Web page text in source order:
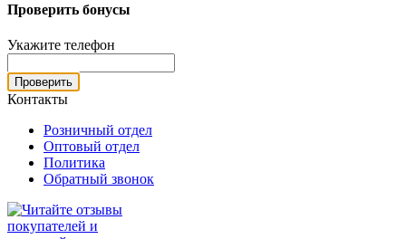
Проверить бонусы
Укажите телефон
Проверить
Контакты
Розничный отдел
Оптовый отдел
Политика
Обратный звонок